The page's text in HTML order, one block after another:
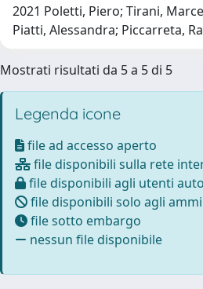
2021 Poletti, Piero; Tirani,
Piatti, Alessandra; Piccarreta,
Mostrati risultati da 5 a 5 di 5
Legenda icone
file ad accesso aperto
file disponibili sulla rete
file disponibili agli utenti
file disponibili solo agli
file sotto embargo
nessun file disponibile